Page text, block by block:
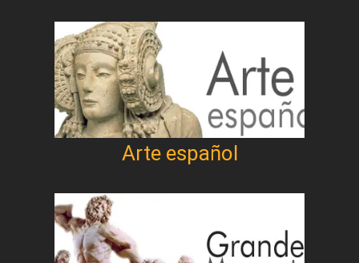
Arte español